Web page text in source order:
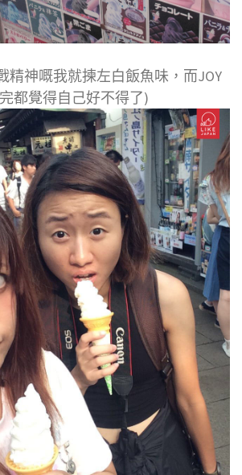
精神嘅我就揀左白飯魚味，而JOY
都覺得自己好不得了)